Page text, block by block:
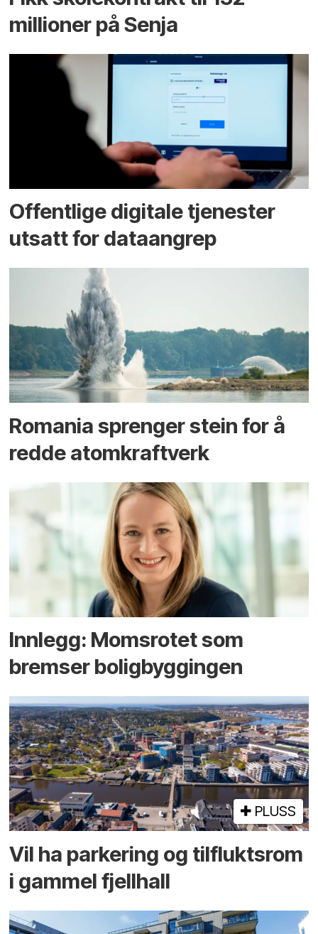
millioner på Senja
Offentlige digitale tjenester
utsatt for dataangrep
Romania sprenger stein for å
redde atomkraftverk
Innlegg: Moms­rotet som
bremser bolig­byggingen
PLUSS
Vil ha parkering og tilflukts­rom
i gammel fjellhall